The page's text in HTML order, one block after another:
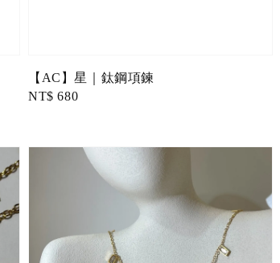
【AC】星｜鈦鋼項鍊
Regular
NT$ 680